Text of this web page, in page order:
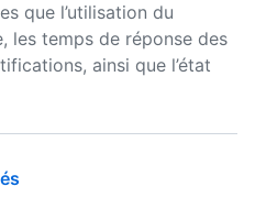
que l’utilisation du
les temps de réponse des
ainsi que l’état